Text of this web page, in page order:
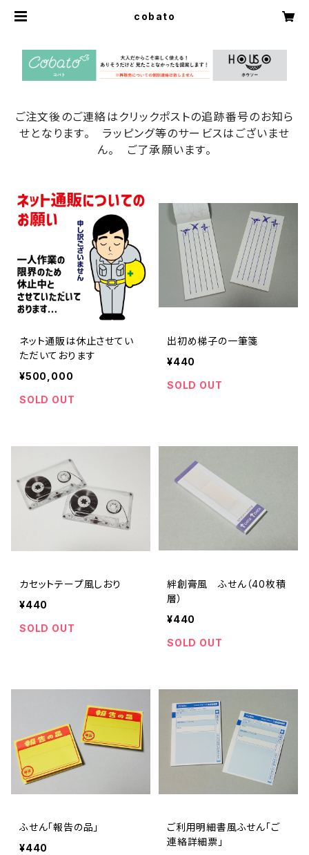
cobato
ご注文後のご連絡はクリックポストの追跡番号のお知ら
せとなります。 ラッピング等のサービスはございませ
ん。 ご了承願います。
ネット通販は休止させてい
ただいております
¥500,000
SOLD OUT
出初め梯子の一筆箋
¥440
SOLD OUT
カセットテープ風しおり
¥440
SOLD OUT
絆創膏風 ふせん（40枚積
層）
¥440
SOLD OUT
ふせん「報告の品」
¥440
ご利用明細書風ふせん「ご
連絡詳細票」